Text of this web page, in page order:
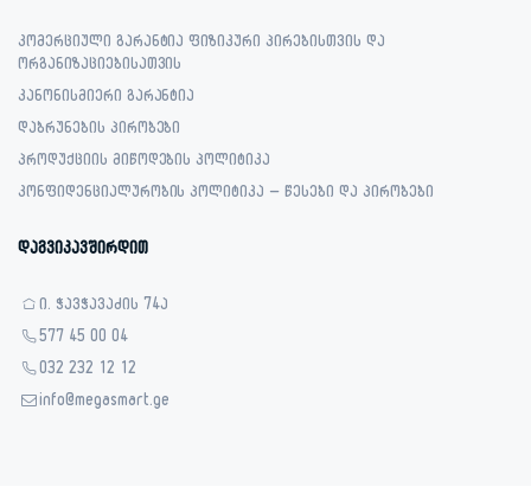
კომერციული გარანტია ფიზიკური პირებისთვის და
ორგანიზაციებისათვის
კანონისმიერი გარანტია
დაბრუნების პირობები
პროდუქციის მიწოდების პოლიტიკა
კონფიდენციალურობის პოლიტიკა – წესები და პირობები
დაგვიკავშირდით
ი. ჭავჭავაძის 74ა
577 45 00 04
032 232 12 12
info@megasmart.ge